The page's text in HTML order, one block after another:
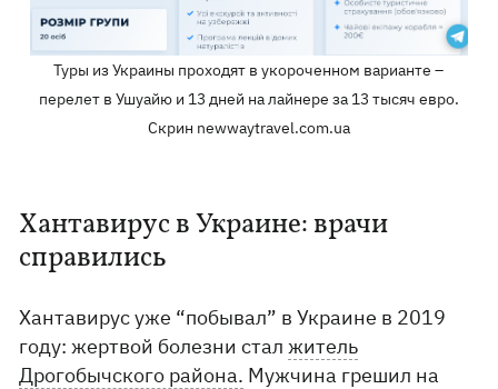
Туры из Украины проходят в укороченном варианте –
перелет в Ушуайю и 13 дней на лайнере за 13 тысяч евро.
Скрин newwaytravel.com.ua
Хантавирус в Украине: врачи
справились
Хантавирус уже “побывал” в Украине в 2019
году: жертвой болезни сталжитель
Дрогобычского района. Мужчина грешил на